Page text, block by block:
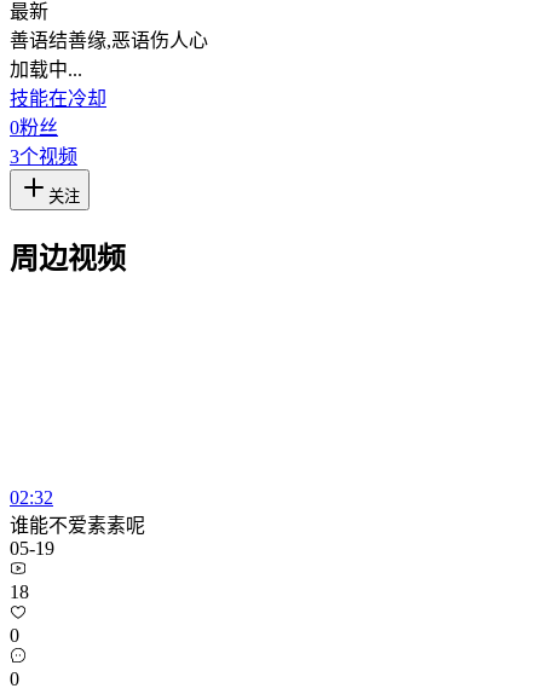
最新
善语结善缘,恶语伤人心
加载中...
技能在冷却
0粉丝
3个视频
关注
周边视频
02:32
谁能不爱素素呢
05-19
18
0
0